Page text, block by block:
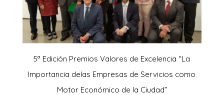
5ª Edición Premios Valores de Excelencia “La
Importancia delas Empresas de Servicios como
Motor Económico de la Ciudad”